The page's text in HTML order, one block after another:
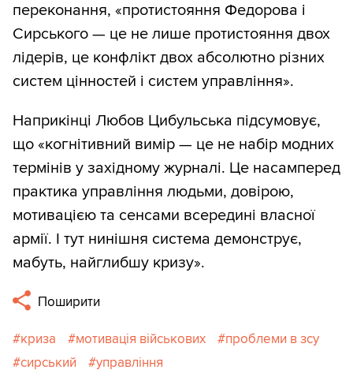
переконання, «протистояння Федорова і
Сирського — це не лише протистояння двох
лідерів, це конфлікт двох абсолютно різних
систем цінностей і систем управління».
Наприкінці Любов Цибульська підсумовує,
що «когнітивний вимір — це не набір модних
термінів у західному журналі. Це насамперед
практика управління людьми, довірою,
мотивацією та сенсами всередині власної
армії. І тут нинішня система демонструє,
мабуть, найглибшу кризу».
Поширити
криза мотивація військових
проблеми в зсу
сирський
управління